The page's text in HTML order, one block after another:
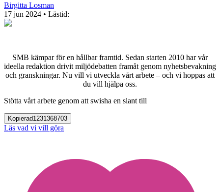
Birgitta Losman
17 jun 2024 • Lästid:
SMB kämpar för en hållbar framtid. Sedan starten 2010 har vår
ideella redaktion drivit miljödebatten framåt genom nyhetsbevakning
och granskningar. Nu vill vi utveckla vårt arbete – och vi hoppas att
du vill hjälpa oss.
Stötta vårt arbete genom att swisha en slant till
Kopierad1231368703
Läs vad vi vill göra